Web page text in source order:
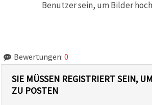
Benutzer sein, um Bilder
Bewertungen: 0
SIE MÜSSEN REGISTRIERT SEIN,
ZU POSTEN